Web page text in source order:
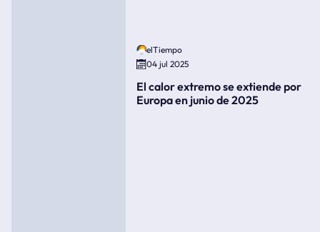
elTiempo
04 jul 2025
El calor extremo se extiende por
Europa en junio de 2025